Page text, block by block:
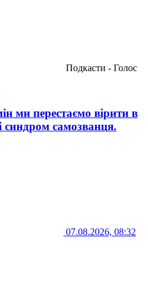
Подкасти - Голос
ми перестаємо вірити в
синдром самозванця.
07.08.2026, 08:32